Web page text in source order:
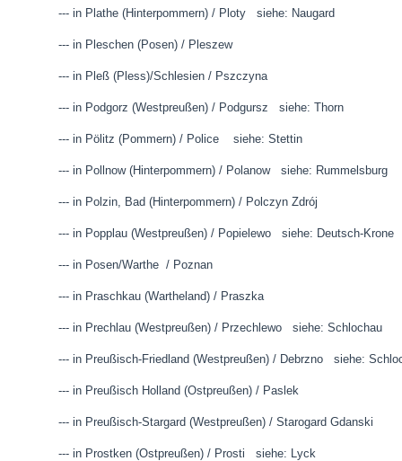
--- in Plathe (Hinterpommern) / Ploty siehe: Naugard
--- in Pleschen (Posen) / Pleszew
--- in Pleß (Pless)/Schlesien / Pszczyna
--- in Podgorz (Westpreußen) / Podgursz siehe: Thorn
--- in Pölitz (Pommern) / Police siehe: Stettin
--- in Pollnow (Hinterpommern) / Polanow siehe: Rummelsburg
--- in Polzin, Bad (Hinterpommern) / Polczyn Zdrój
--- in Popplau (Westpreußen) / Popielewo siehe: Deutsch-Krone
--- in Posen/Warthe / Poznan
--- in Praschkau (Wartheland) / Praszka
--- in Prechlau (Westpreußen) / Przechlewo siehe:
--- in Preußisch-Friedland (Westpreußen) / Debrzno siehe:
--- in Preußisch Holland (Ostpreußen) / Paslek
--- in Preußisch-Stargard (Westpreußen) / Starogard Gdanski
--- in Prostken (Ostpreußen) / Prosti siehe: Lyck